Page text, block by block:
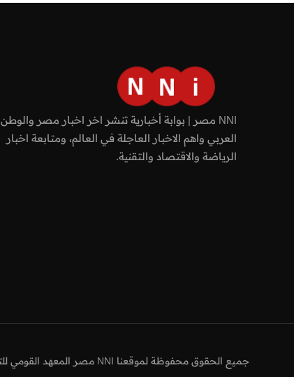
NNI مصر | بوابة أخبارية تنشر اخر اخبار مصر والوطن
العربي واهم الاخبار العاجلة في العالم، ومتابعة اخبار
الرياضة والاقتصاد والتقنية.
جميع الحقوق محفوظة لموقعنا NNI مصر المعهد القومي للتغذية